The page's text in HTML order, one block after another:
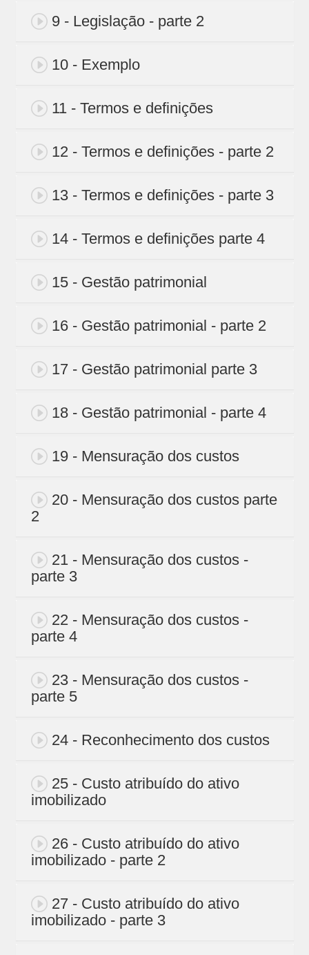
9 - Legislação - parte 2
10 - Exemplo
11 - Termos e definições
12 - Termos e definições - parte 2
13 - Termos e definições - parte 3
14 - Termos e definições parte 4
15 - Gestão patrimonial
16 - Gestão patrimonial - parte 2
17 - Gestão patrimonial parte 3
18 - Gestão patrimonial - parte 4
19 - Mensuração dos custos
20 - Mensuração dos custos parte
2
21 - Mensuração dos custos -
parte 3
22 - Mensuração dos custos -
parte 4
23 - Mensuração dos custos -
parte 5
24 - Reconhecimento dos custos
25 - Custo atribuído do ativo
imobilizado
26 - Custo atribuído do ativo
imobilizado - parte 2
27 - Custo atribuído do ativo
imobilizado - parte 3